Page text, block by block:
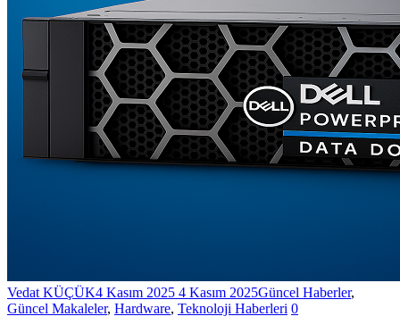
Vedat KÜÇÜK4 Kasım 2025 4 Kasım 2025Güncel Haberler,
Güncel Makaleler, Hardware, Teknoloji Haberleri 0